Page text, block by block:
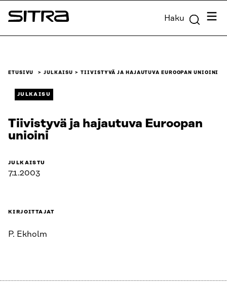
Siirry
suoraan
Sitra Haku
ETUSIVU JULKAISU TIIVISTYVÄ JA HAJAUTUVA EUROOPAN UNIOINI
JULKAISU
Tiivistyvä ja hajautuva Euroopan
unioini
JULKAISTU
7.1.2003
KIRJOITTAJAT
P. Ekholm